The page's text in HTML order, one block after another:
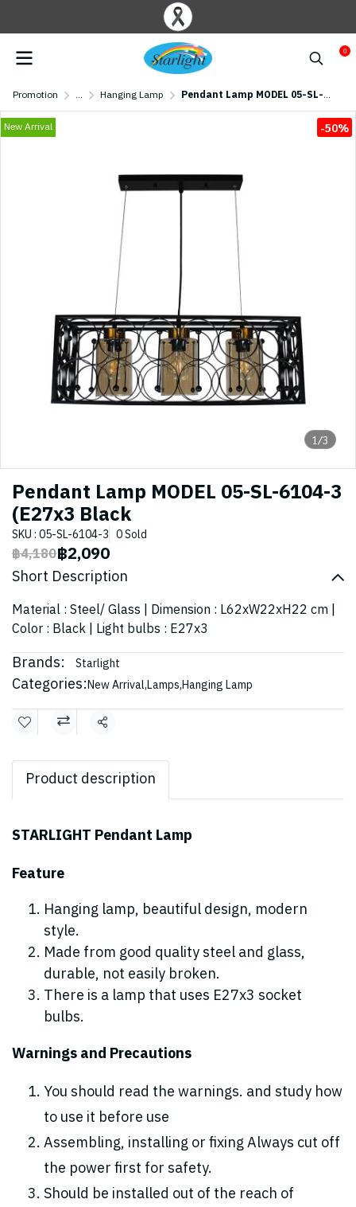
0
Promotion ... Hanging Lamp Pendant Lamp MODEL 05-SL-6104-3 (E27x3 Black
1/3
New Arrival -50%
Pendant Lamp MODEL 05-SL-6104-3
(E27x3 Black
SKU : 05-SL-6104-3 0 Sold
฿4,180฿2,090
Short Description
Material : Steel/ Glass | Dimension : L62xW22xH22 cm |
Color : Black | Light bulbs : E27x3
Brands: Starlight
Categories:New Arrival,Lamps,Hanging Lamp
Share
Product description
STARLIGHT Pendant Lamp
Feature
Hanging lamp, beautiful design, modern
style.
Made from good quality steel and glass,
durable, not easily broken.
There is a lamp that uses E27x3 socket
bulbs.
Warnings and Precautions
You should read the warnings. and study how
to use it before use
Assembling, installing or fixing Always cut off
the power first for safety.
Should be installed out of the reach of